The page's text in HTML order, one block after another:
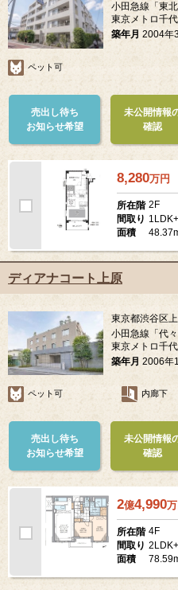
小田急線「東
東京メトロ千
築年月 2004年
ペット可
売出し待ち
お知らせ希望
未公開情報
確認
8,280万円
所在階 2F
間取り
面積
ディアナコート上原
東京都渋谷区
小田急線「代
東京メトロ千
築年月 2006年
ペット可 内廊下
売出し待ち
お知らせ希望
未公開情報
確認
2億4,990万
所在階 4F
間取り
面積